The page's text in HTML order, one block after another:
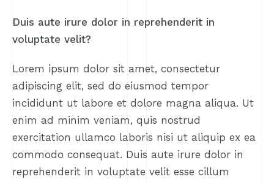
Duis aute irure dolor in reprehenderit in
voluptate velit?
Lorem ipsum dolor sit amet, consectetur
adipiscing elit, sed do eiusmod tempor
incididunt ut labore et dolore magna aliqua. Ut
enim ad minim veniam, quis nostrud
exercitation ullamco laboris nisi ut aliquip ex ea
commodo consequat. Duis aute irure dolor in
reprehenderit in voluptate velit esse cillum